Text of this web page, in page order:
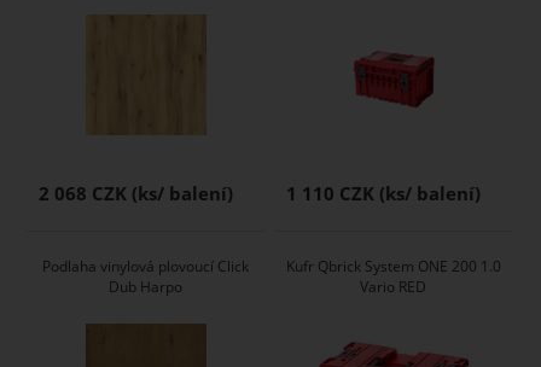
2 068 CZK 1 110 CZK
Podlaha vinylová plovoucí Click
Dub Harpo
Kufr Qbrick System ONE 200 1.0
Vario RED